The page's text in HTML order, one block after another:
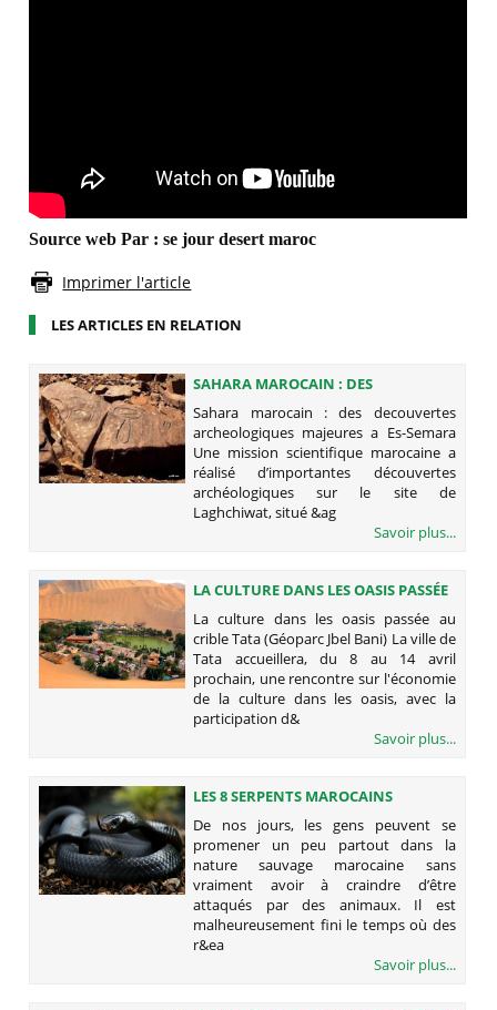
Source web Par : se jour desert maroc
Imprimer l'article
LES ARTICLES EN RELATION
SAHARA MAROCAIN : DES
DECOUVERTES ARCHEOLOGIQUES
MAJEURES A ES-SEMARA
Sahara marocain : des decouvertes
archeologiques majeures a Es-Semara
Une mission scientifique marocaine a
réalisé d’importantes découvertes
archéologiques sur le site de
Laghchiwat, situé &ag
Savoir plus...
LA CULTURE DANS LES OASIS PASSÉE
AU CRIBLE TATA (GÉOPARC JBEL
BANI)
La culture dans les oasis passée au
crible Tata (Géoparc Jbel Bani) La ville de
Tata accueillera, du 8 au 14 avril
prochain, une rencontre sur l'économie
de la culture dans les oasis, avec la
participation d&
Savoir plus...
LES 8 SERPENTS MAROCAINS
POTENTIELLEMENT DANGEREUX
(SUR 25 ESPÈCES)
De nos jours, les gens peuvent se
promener un peu partout dans la
nature sauvage marocaine sans
vraiment avoir à craindre d’être
attaqués par des animaux. Il est
malheureusement fini le temps où des
r&ea
Savoir plus...